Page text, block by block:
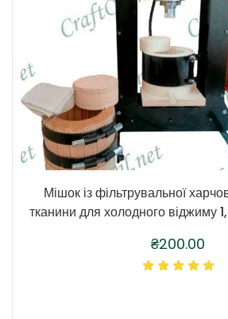
Мішок із фільтрувальної
тканини для холодного віджиму
₴200.00